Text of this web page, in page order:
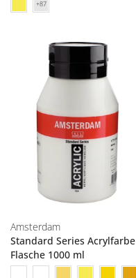
Amsterdam
Standard Series Acrylfarbe
Flasche 1000 ml